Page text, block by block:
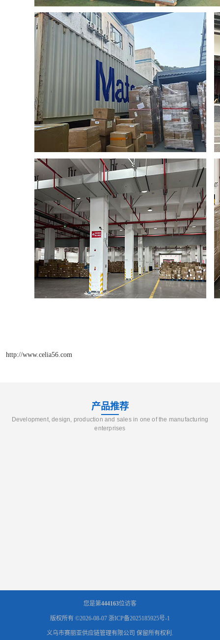
http://www.celia56.com
产品推荐
Development, design, production and sales in one of the manufacturing
enterprises
您是第444163位访客
版权所有 ©2026-08-07 浙ICP备2025185925号-1
义乌市赛丽亚供应链管理有限公司 保留所有权利.